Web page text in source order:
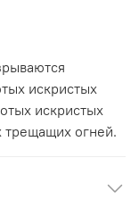
искристых
искристых
трещащих огней.